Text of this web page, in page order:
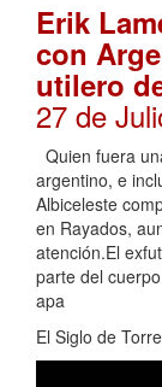
Erik
con
utilero
27 de
Quien fuera
argentino, e
Albiceleste
en Rayados,
atención.El
parte del
apa
El Siglo de